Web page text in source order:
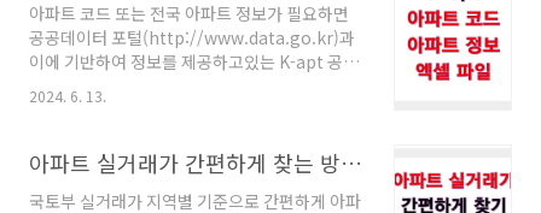
체 담당자가 방문을 합니다. 이때, 업체 담당자에
게 궁금한 것('샷시 교체 전 알아두면 좋은 것들'
글 참고)을 되도록 많이 물어봐야 하고, 업체는 시
공할 부위의 샷시 사이즈를 실측하여 가격을 내
체의 샷시 견적이 적당하고, 다른 업체..
아파트 코드 또는 전국 아파트 정보가 필요하면
공공데이터 포털(http://www.data.go.kr)과
이에 기반하여 정보를 제공하고있는 K-apt 공동
주택관리 정보시스템에 있으니 받아서 사용하세
요.아파트 코드 및 아파트 정보 찾기공공데이터
정보제공 서비스)를 사용하여 추출해서 사용하면
되는데, 관련 코드는 아래에서 확인하시고요. 파
이썬 코드 보기 여기서 제공하는 항목들과 K-
2024. 6. 13.
아파트 실거래가 간편하게 찾는 방법(시군구 지자체 아파트 리스트 기반)
국토부 실거래가 지역별 기준으로 간편하게 아파